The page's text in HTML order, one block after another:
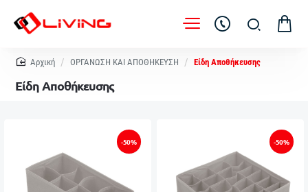
Είδη Αποθήκευσης
homeΟΡΓΑΝΩΣΗ ΚΑΙ ΑΠΟΘΗΚΕΥΣΗ Είδη Αποθήκευσης
-50% -50%